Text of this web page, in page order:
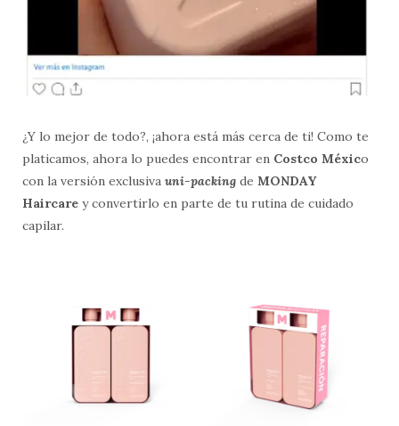
¿Y lo mejor de todo?, ¡ahora está más cerca de ti! Como te
platicamos, ahora lo puedes encontrar en Costco México
con la versión exclusiva uni-packing de MONDAY
Haircare y convertirlo en parte de tu rutina de cuidado
capilar. ​